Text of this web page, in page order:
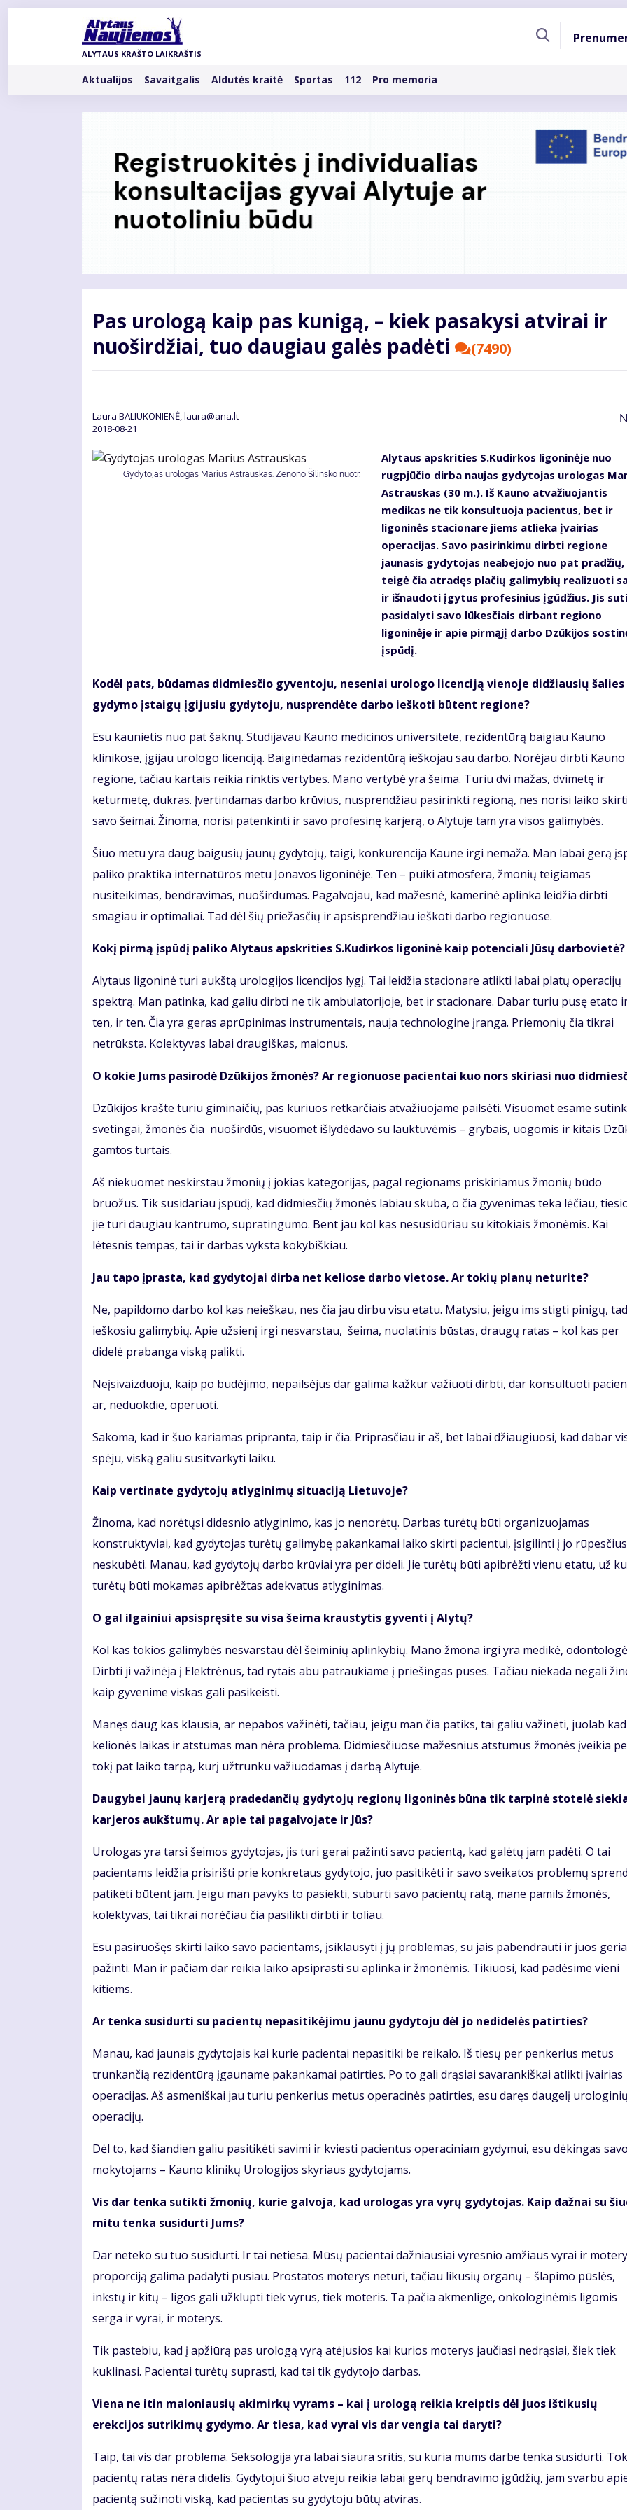
Pereiti
ALYTAUS KRAŠTO LAIKRAŠTIS
Rubrikos
Aktualijos Savaitgalis Aldutės kraitė Sportas 112 Pro memoria
Pas urologą kaip pas kunigą, – kiek pasakysi atvirai ir
nuoširdžiai, tuo daugiau galės padėti
(7490)
Laura BALIUKONIENĖ, laura@ana.lt
2018-08-21
Gydytojas urologas Marius Astrauskas. Zenono Šilinsko nuotr.
Alytaus apskrities S.Kudirkos ligoninėje nuo
rugpjūčio dirba naujas gydytojas urologas
Astrauskas (30 m.). Iš Kauno atvažiuojantis
medikas ne tik konsultuoja pacientus, bet ir
ligoninės stacionare jiems atlieka įvairias
operacijas. Savo pasirinkimu dirbti regione
jaunasis gydytojas neabejojo nuo pat pradžių,
teigė čia atradęs plačių galimybių realizuoti
ir išnaudoti įgytus profesinius įgūdžius. Jis
pasidalyti savo lūkesčiais dirbant regiono
ligoninėje ir apie pirmąjį darbo Dzūkijos
įspūdį.
Kodėl pats, būdamas didmiesčio gyventoju, neseniai urologo licenciją vienoje didžiausių šalies
gydymo įstaigų įgijusiu gydytoju, nusprendėte darbo ieškoti būtent regione?
Esu kaunietis nuo pat šaknų. Studijavau Kauno medicinos universitete, rezidentūrą baigiau Kauno
klinikose, įgijau urologo licenciją. Baiginėdamas rezidentūrą ieškojau sau darbo. Norėjau dirbti Kauno
regione, tačiau kartais reikia rinktis vertybes. Mano vertybė yra šeima. Turiu dvi mažas, dvimetę ir
keturmetę, dukras. Įvertindamas darbo krūvius, nusprendžiau pasirinkti regioną, nes norisi laiko
savo šeimai. Žinoma, norisi patenkinti ir savo profesinę karjerą, o Alytuje tam yra visos galimybės.
Šiuo metu yra daug baigusių jaunų gydytojų, taigi, konkurencija Kaune irgi nemaža. Man labai gerą
paliko praktika internatūros metu Jonavos ligoninėje. Ten – puiki atmosfera, žmonių teigiamas
nusiteikimas, bendravimas, nuoširdumas. Pagalvojau, kad mažesnė, kamerinė aplinka leidžia dirbti
smagiau ir optimaliai. Tad dėl šių priežasčių ir apsisprendžiau ieškoti darbo regionuose.
Kokį pirmą įspūdį paliko Alytaus apskrities S.Kudirkos ligoninė kaip potenciali Jūsų darbovietė?
Alytaus ligoninė turi aukštą urologijos licencijos lygį. Tai leidžia stacionare atlikti labai platų operacijų
spektrą. Man patinka, kad galiu dirbti ne tik ambulatorijoje, bet ir stacionare. Dabar turiu pusę etato
ten, ir ten. Čia yra geras aprūpinimas instrumentais, nauja technologine įranga. Priemonių čia tikrai
netrūksta. Kolektyvas labai draugiškas, malonus.
O kokie Jums pasirodė Dzūkijos žmonės? Ar regionuose pacientai kuo nors skiriasi nuo
Dzūkijos krašte turiu giminaičių, pas kuriuos retkarčiais atvažiuojame pailsėti. Visuomet esame
svetingai, žmonės čia nuoširdūs, visuomet išlydėdavo su lauktuvėmis – grybais, uogomis ir kitais
gamtos turtais.
Aš niekuomet neskirstau žmonių į jokias kategorijas, pagal regionams priskiriamus žmonių būdo
bruožus. Tik susidariau įspūdį, kad didmiesčių žmonės labiau skuba, o čia gyvenimas teka lėčiau,
jie turi daugiau kantrumo, supratingumo. Bent jau kol kas nesusidūriau su kitokiais žmonėmis. Kai
lėtesnis tempas, tai ir darbas vyksta kokybiškiau.
Jau tapo įprasta, kad gydytojai dirba net keliose darbo vietose. Ar tokių planų neturite?
Ne, papildomo darbo kol kas neieškau, nes čia jau dirbu visu etatu. Matysiu, jeigu ims stigti pinigų,
ieškosiu galimybių. Apie užsienį irgi nesvarstau, šeima, nuolatinis būstas, draugų ratas – kol kas per
didelė prabanga viską palikti.
Neįsivaizduoju, kaip po budėjimo, nepailsėjus dar galima kažkur važiuoti dirbti, dar konsultuoti
ar, neduokdie, operuoti.
Sakoma, kad ir šuo kariamas pripranta, taip ir čia. Priprasčiau ir aš, bet labai džiaugiuosi, kad dabar
spėju, viską galiu susitvarkyti laiku.
Kaip vertinate gydytojų atlyginimų situaciją Lietuvoje?
Žinoma, kad norėtųsi didesnio atlyginimo, kas jo nenorėtų. Darbas turėtų būti organizuojamas
konstruktyviai, kad gydytojas turėtų galimybę pakankamai laiko skirti pacientui, įsigilinti į jo
neskubėti. Manau, kad gydytojų darbo krūviai yra per dideli. Jie turėtų būti apibrėžti vienu etatu, už
turėtų būti mokamas apibrėžtas adekvatus atlyginimas.
O gal ilgainiui apsispręsite su visa šeima kraustytis gyventi į Alytų?
Kol kas tokios galimybės nesvarstau dėl šeiminių aplinkybių. Mano žmona irgi yra medikė,
Dirbti ji važinėja į Elektrėnus, tad rytais abu patraukiame į priešingas puses. Tačiau niekada negali
kaip gyvenime viskas gali pasikeisti.
Manęs daug kas klausia, ar nepabos važinėti, tačiau, jeigu man čia patiks, tai galiu važinėti, juolab kad
kelionės laikas ir atstumas man nėra problema. Didmiesčiuose mažesnius atstumus žmonės įveikia
tokį pat laiko tarpą, kurį užtrunku važiuodamas į darbą Alytuje.
Daugybei jaunų karjerą pradedančių gydytojų regionų ligoninės būna tik tarpinė stotelė
karjeros aukštumų. Ar apie tai pagalvojate ir Jūs?
Urologas yra tarsi šeimos gydytojas, jis turi gerai pažinti savo pacientą, kad galėtų jam padėti. O tai
pacientams leidžia prisirišti prie konkretaus gydytojo, juo pasitikėti ir savo sveikatos problemų
patikėti būtent jam. Jeigu man pavyks to pasiekti, suburti savo pacientų ratą, mane pamils žmonės,
kolektyvas, tai tikrai norėčiau čia pasilikti dirbti ir toliau.
Esu pasiruošęs skirti laiko savo pacientams, įsiklausyti į jų problemas, su jais pabendrauti ir juos
pažinti. Man ir pačiam dar reikia laiko apsiprasti su aplinka ir žmonėmis. Tikiuosi, kad padėsime vieni
kitiems.
Ar tenka susidurti su pacientų nepasitikėjimu jaunu gydytoju dėl jo nedidelės patirties?
Manau, kad jaunais gydytojais kai kurie pacientai nepasitiki be reikalo. Iš tiesų per penkerius metus
trunkančią rezidentūrą įgauname pakankamai patirties. Po to gali drąsiai savarankiškai atlikti įvairias
operacijas. Aš asmeniškai jau turiu penkerius metus operacinės patirties, esu daręs daugelį urologinių
operacijų.
Dėl to, kad šiandien galiu pasitikėti savimi ir kviesti pacientus operaciniam gydymui, esu dėkingas savo
mokytojams – Kauno klinikų Urologijos skyriaus gydytojams.
Vis dar tenka sutikti žmonių, kurie galvoja, kad urologas yra vyrų gydytojas. Kaip dažnai su
mitu tenka susidurti Jums?
Dar neteko su tuo susidurti. Ir tai netiesa. Mūsų pacientai dažniausiai vyresnio amžiaus vyrai ir
proporciją galima padalyti pusiau. Prostatos moterys neturi, tačiau likusių organų – šlapimo pūslės,
inkstų ir kitų – ligos gali užklupti tiek vyrus, tiek moteris. Ta pačia akmenlige, onkologinėmis ligomis
serga ir vyrai, ir moterys.
Tik pastebiu, kad į apžiūrą pas urologą vyrą atėjusios kai kurios moterys jaučiasi nedrąsiai, šiek tiek
kuklinasi. Pacientai turėtų suprasti, kad tai tik gydytojo darbas.
Viena ne itin maloniausių akimirkų vyrams – kai į urologą reikia kreiptis dėl juos ištikusių
erekcijos sutrikimų gydymo. Ar tiesa, kad vyrai vis dar vengia tai daryti?
Taip, tai vis dar problema. Seksologija yra labai siaura sritis, su kuria mums darbe tenka susidurti.
pacientų ratas nėra didelis. Gydytojui šiuo atveju reikia labai gerų bendravimo įgūdžių, jam svarbu
pacientą sužinoti viską, kad pacientas su gydytoju būtų atviras.